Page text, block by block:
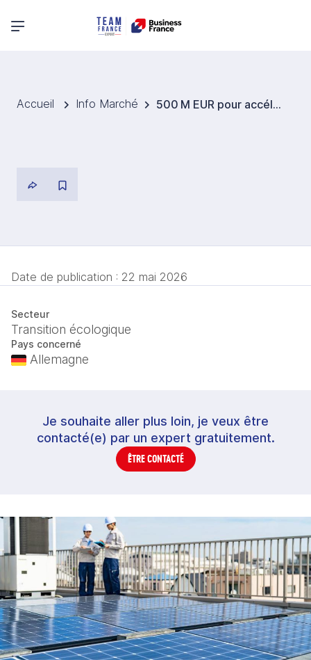
Menu principal
Accueil Info Marché 500 M EUR pour accélérer la transition énergétique du secteur public
Date de publication : 22 mai 2026
Secteur
Transition écologique
Pays concerné
Allemagne
Je souhaite aller plus loin, je veux être
contacté(e) par un expert gratuitement.
ÊTRE CONTACTÉ